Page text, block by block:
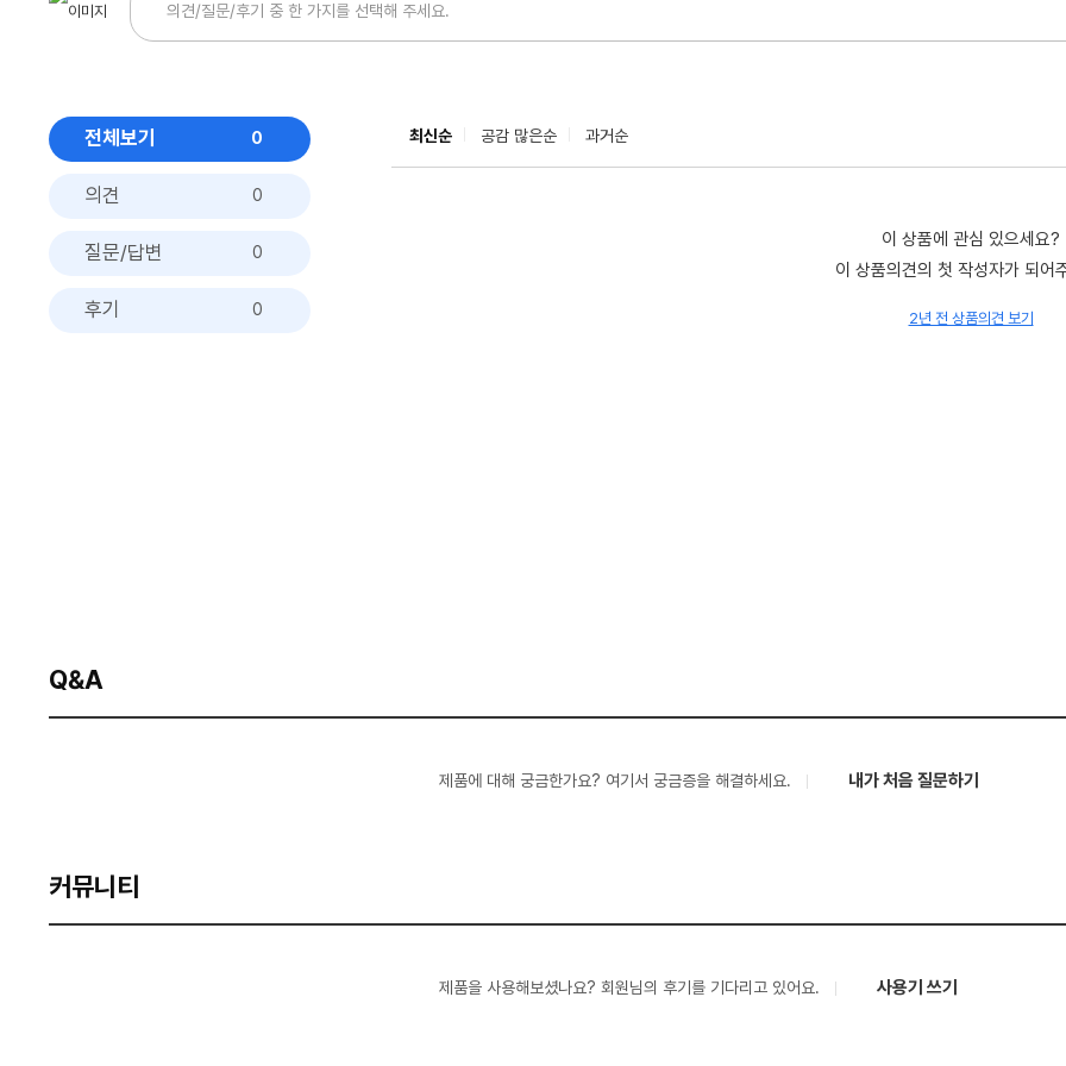
전체보기 0
의견 0
질문/답변 0
후기 0
최신순 공감 많은순 과거순
이 상품에 관심 있으세요?
이 상품의견의 첫 작성자가 되어
2년 전 상품의견 보기
Q&A
제품에 대해 궁금한가요? 여기서 궁금증을 해결하세요. 내가 처음 질문하기
커뮤니티
제품을 사용해보셨나요? 회원님의 후기를 기다리고 있어요. 사용기 쓰기